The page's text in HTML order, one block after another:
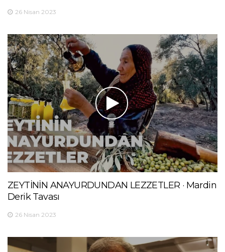
26 Nisan 2023
ZEYTİNİN ANAYURDUNDAN LEZZETLER · Mardin
Derik Tavası
26 Nisan 2023